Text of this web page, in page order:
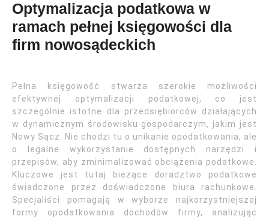
Optymalizacja podatkowa w
ramach pełnej księgowości dla
firm nowosądeckich
Pełna księgowość stwarza szerokie możliwości
efektywnej optymalizacji podatkowej, co jest
szczególnie istotne dla przedsiębiorców działających
w dynamicznym środowisku gospodarczym, jakim jest
Nowy Sącz. Nie chodzi tu o unikanie opodatkowania, ale
o legalne wykorzystanie dostępnych narzędzi i
przepisów, aby zminimalizować obciążenia podatkowe.
Kluczowe jest tutaj bieżące doradztwo podatkowe
świadczone przez doświadczone biura rachunkowe.
Specjaliści pomagają w wyborze najkorzystniejszej
formy opodatkowania dochodów firmy, analizując